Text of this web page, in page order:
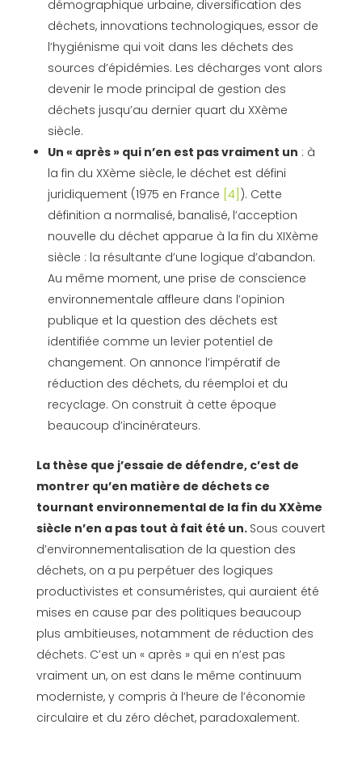
démographique urbaine, diversification des
déchets, innovations technologiques, essor de
l’hygiénisme qui voit dans les déchets des
sources d’épidémies. Les décharges vont alors
devenir le mode principal de gestion des
déchets jusqu’au dernier quart du XXème
siècle.
Un « après » qui n’en est pas vraiment un : à
la fin du XXème siècle, le déchet est défini
juridiquement (1975 en France [4] ). Cette
définition a normalisé, banalisé, l’acception
nouvelle du déchet apparue à la fin du XIXème
siècle : la résultante d’une logique d’abandon.
Au même moment, une prise de conscience
environnementale affleure dans l’opinion
publique et la question des déchets est
identifiée comme un levier potentiel de
changement. On annonce l’impératif de
réduction des déchets, du réemploi et du
recyclage. On construit à cette époque
beaucoup d’incinérateurs.
La thèse que j’essaie de défendre, c’est de
montrer qu’en matière de déchets ce
tournant environnemental de la fin du XXème
siècle n’en a pas tout à fait été un. Sous couvert
d’environnementalisation de la question des
déchets, on a pu perpétuer des logiques
productivistes et consuméristes, qui auraient été
mises en cause par des politiques beaucoup
plus ambitieuses, notamment de réduction des
déchets. C’est un « après » qui en n’est pas
vraiment un, on est dans le même continuum
moderniste, y compris à l’heure de l’économie
circulaire et du zéro déchet, paradoxalement.